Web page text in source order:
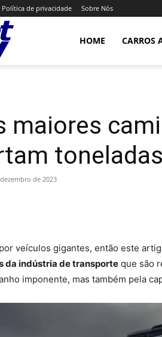
Política de privacidade Sobre Nós
HOME CARROS
maiores
toneladas
de 2023
veículos gigantes, então este
da indústria de transporte que são
imponente, mas também pela